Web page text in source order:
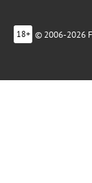
18+ © 2006-2026